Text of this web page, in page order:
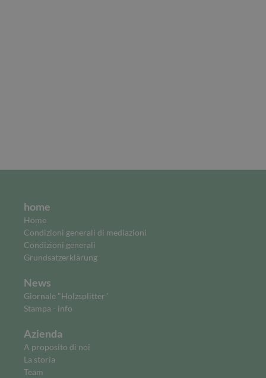
home
Home
Condizioni generali di mediazioni
Condizioni generali
Grundsatzerklärung
News
Giornale "Holzsplitter"
Stampa - info
Azienda
A proposito di noi
La storia
Team